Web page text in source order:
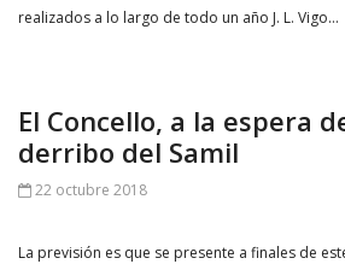
realizados a lo largo de todo un año J. L. Vigo…
El Concello, a la espera
derribo del Samil
22 octubre 2018
La previsión es que se presente a finales de